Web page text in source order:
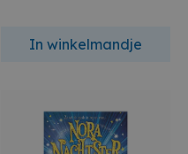
In winkelmandje